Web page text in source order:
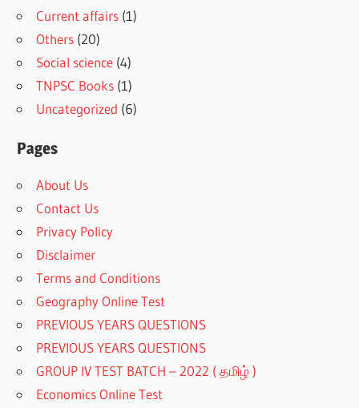
Current affairs (1)
Others (20)
Social science (4)
TNPSC Books (1)
Uncategorized (6)
Pages
About Us
Contact Us
Privacy Policy
Disclaimer
Terms and Conditions
Geography Online Test
PREVIOUS YEARS QUESTIONS
PREVIOUS YEARS QUESTIONS
GROUP IV TEST BATCH – 2022 ( தமிழ் )
Economics Online Test